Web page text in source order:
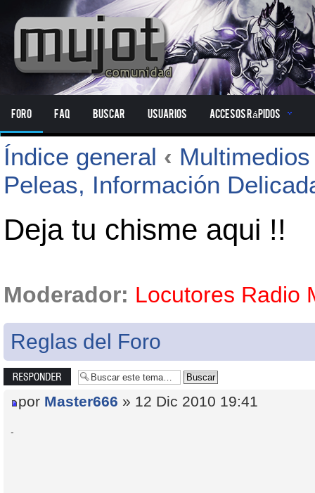
Foro FAQ Buscar Usuarios Accesos Rápidos
Índice general ‹
Peleas, Información
Deja tu chisme aqui !!
Moderador: Locutores Radio
Reglas del Foro
Publicar una
respuesta
por Master666 » 12 Dic 2010 19:41
-